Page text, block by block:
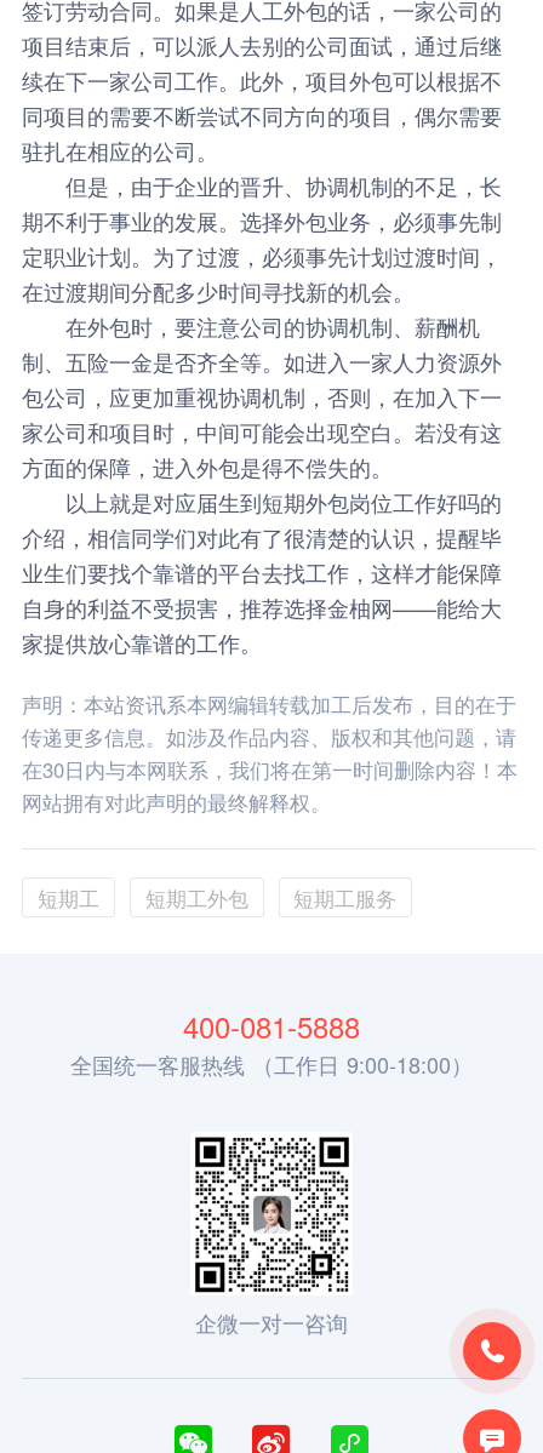
签订劳动合同。如果是人工外包的话，一家公司的
项目结束后，可以派人去别的公司面试，通过后继
续在下一家公司工作。此外，项目外包可以根据不
同项目的需要不断尝试不同方向的项目，偶尔需要
驻扎在相应的公司。
但是，由于企业的晋升、协调机制的不足，长
期不利于事业的发展。选择外包业务，必须事先制
定职业计划。为了过渡，必须事先计划过渡时间，
在过渡期间分配多少时间寻找新的机会。
在外包时，要注意公司的协调机制、薪酬机
制、五险一金是否齐全等。如进入一家人力资源外
包公司，应更加重视协调机制，否则，在加入下一
家公司和项目时，中间可能会出现空白。若没有这
方面的保障，进入外包是得不偿失的。
以上就是对应届生到短期外包岗位工作好吗的
介绍，相信同学们对此有了很清楚的认识，提醒毕
业生们要找个靠谱的平台去找工作，这样才能保障
自身的利益不受损害，推荐选择金柚网——能给大
家提供放心靠谱的工作。
声明：本站资讯系本网编辑转载加工后发布，目的在于
传递更多信息。如涉及作品内容、版权和其他问题，请
在30日内与本网联系，我们将在第一时间删除内容！本
网站拥有对此声明的最终解释权。
短期工 短期工外包 短期工服务


400-081-5888
全国统一客服热线 （工作日 9:00-18:00）
企微一对一咨询
  